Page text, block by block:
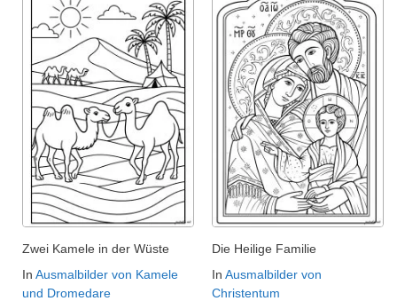
Zwei Kamele in der Wüste
In Ausmalbilder von Kamele
und Dromedare
Die Heilige Familie
In Ausmalbilder von
Christentum